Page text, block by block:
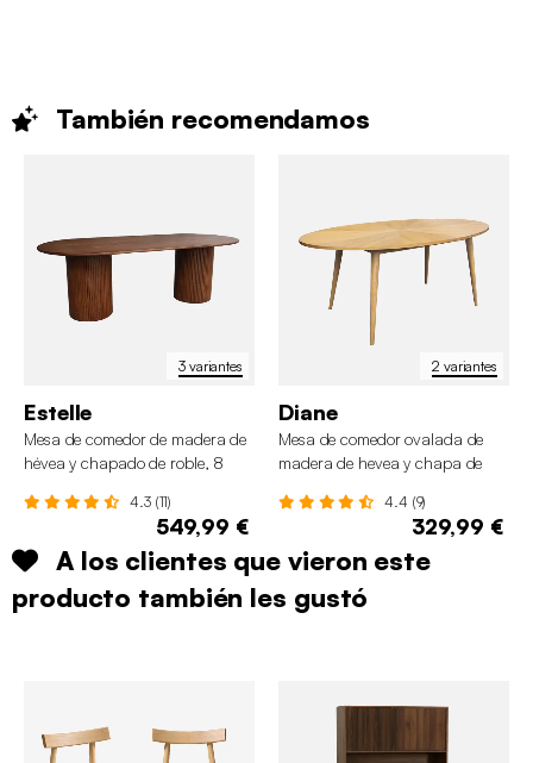
También recomendamos
3 variantes
Estelle
Mesa de comedor de madera de
hévea y chapado de roble, 8
4.3 (11)
549,99 €
2 variantes
Diane
Mesa de comedor ovalada de
madera de hevea y chapa de
4.4 (9)
329,99 €
A los clientes que vieron este
producto también les gustó